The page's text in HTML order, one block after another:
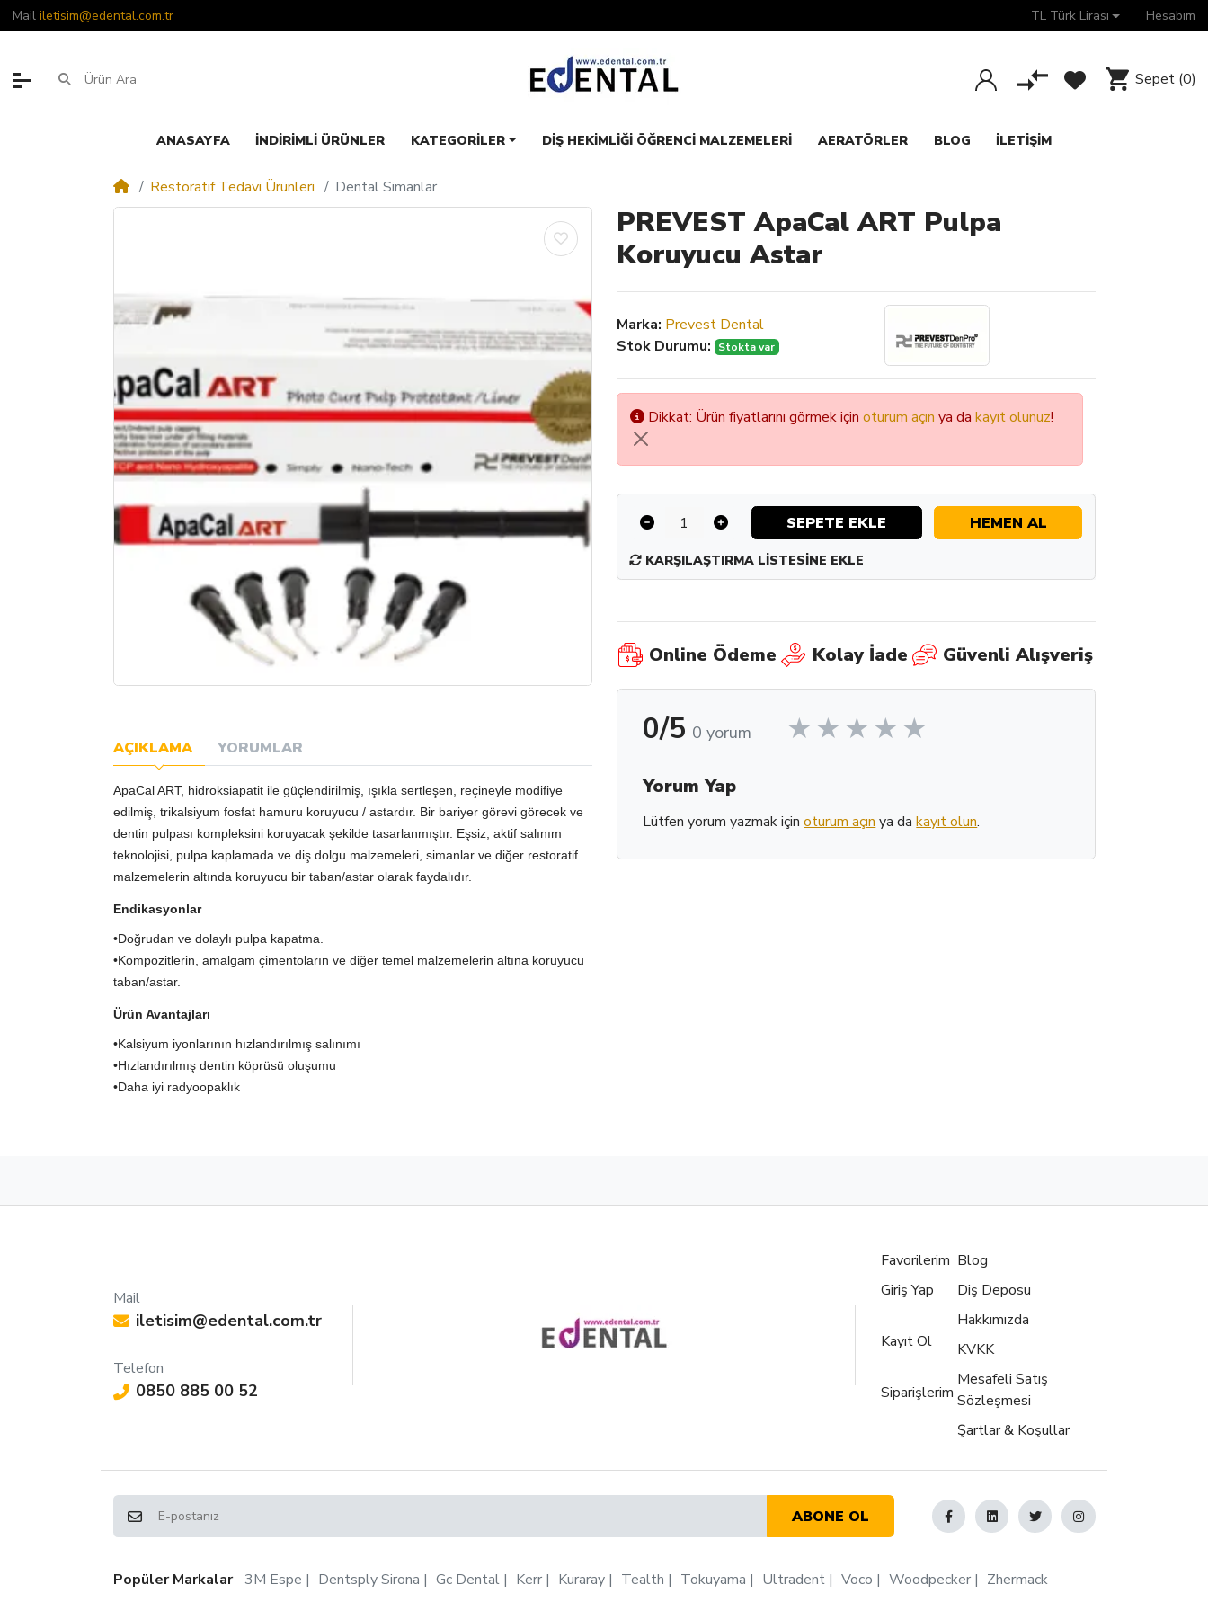
Mail iletisim@edental.com.tr TL Türk Lirası Hesabım
Sepet (0)
ANASAYFA İNDIRIMLI ÜRÜNLER KATEGORILER DIŞ HEKIMLIĞI ÖĞRENCI MALZEMELERI AERATÖRLER BLOG İLETIŞIM
Restoratif Tedavi Ürünleri Dental Simanlar
AÇIKLAMA YORUMLAR
ApaCal ART, hidroksiapatit ile güçlendirilmiş, ışıkla sertleşen, reçineyle modifiye
edilmiş, trikalsiyum fosfat hamuru koruyucu / astardır. Bir bariyer görevi görecek ve
dentin pulpası kompleksini koruyacak şekilde tasarlanmıştır. Eşsiz, aktif salınım
teknolojisi, pulpa kaplamada ve diş dolgu malzemeleri, simanlar ve diğer restoratif
malzemelerin altında koruyucu bir taban/astar olarak faydalıdır.
Endikasyonlar
•Doğrudan ve dolaylı pulpa kapatma.
•Kompozitlerin, amalgam çimentoların ve diğer temel malzemelerin altına koruyucu
taban/astar.
Ürün Avantajları
•Kalsiyum iyonlarının hızlandırılmış salınımı
•Hızlandırılmış dentin köprüsü oluşumu
•Daha iyi radyoopaklık
PREVEST ApaCal ART Pulpa
Koruyucu Astar
Marka: Prevest Dental
Stok Durumu:
Stokta var
Dikkat: Ürün fiyatlarını görmek için oturum açın ya da kayıt olunuz!
SEPETE EKLE HEMEN AL
KARŞILAŞTIRMA LISTESINE EKLE
Online Ödeme Kolay İade Güvenli Alışveriş
0/5 0 yorum
Yorum Yap
Lütfen yorum yazmak içinoturum açın ya dakayıt olun.
Mail
iletisim@edental.com.tr
Telefon
0850 885 00 52
Favorilerim
Giriş Yap
Kayıt Ol
Siparişlerim
Blog
Diş Deposu
Hakkımızda
KVKK
Mesafeli Satış
Sözleşmesi
Şartlar & Koşullar
ABONE OL
Popüler Markalar 3M Espe Dentsply Sirona Gc Dental Kerr Kuraray Tealth Tokuyama Ultradent Voco Woodpecker Zhermack